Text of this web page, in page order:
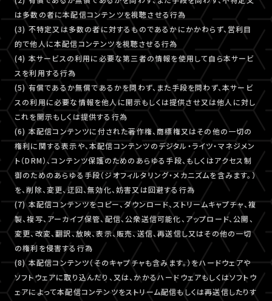
は多数の者に本配信コンテンツを視聴させる行為
(3) 不特定又は多数の者に対するものであるかにかかわらず、営利目
的で他人に本配信コンテンツを視聴させる行為
(4) 本サービスの利用に必要な第三者の情報を使用して自ら本サービ
スを利用する行為
(5) 有償であるか無償であるかを問わず、また手段を問わず、本サービ
スの利用に必要な情報を他人に開示もしくは提供させ又は他人に対し
これを開示もしくは提供する行為
(6) 本配信コンテンツに付された著作権、商標権又はその他の一切の
権利に関する表示や、本配信コンテンツのデジタル・ライツ・マネジメン
ト（DRM）、コンテンツ保護のためのあらゆる手段、もしくはアクセス制
御のためのあらゆる手段（ジオフィルタリング・メカニズムを含みます。）
を、削除、変更、迂回、無効化、妨害又は回避する行為
(7) 本配信コンテンツをコピー、ダウンロード、ストリームキャプチャ、複
製、複写、アーカイブ保管、配信、公衆送信可能化、アップロード、公開、
変更、改変、翻訳、放映、表示、販売、送信、再送信し又はその他の一切
の権利を侵害する行為
(8) 本配信コンテンツ（そのキャプチャも含みます。）をハードウェアや
ソフトウェアに取り込んだり、又は、かかるハードウェアもしくはソフトウ
ェアによって本配信コンテンツをストリーム配信もしくは再送信したりす